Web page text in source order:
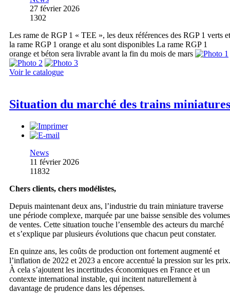
27 février 2026
1302
Les rame de RGP 1 « TEE », les deux références des RGP 1 verts et
la rame RGP 1 orange et alu sont disponibles La rame RGP 1
orange et béton sera livrable avant la fin du mois de mars
Voir le catalogue
Situation du marché des trains miniatures
News
11 février 2026
11832
Chers clients, chers modélistes,
Depuis maintenant deux ans, l’industrie du train miniature traverse
une période complexe, marquée par une baisse sensible des volumes
de ventes. Cette situation touche l’ensemble des acteurs du marché
et s’explique par plusieurs évolutions que chacun peut constater.
En quinze ans, les coûts de production ont fortement augmenté et
l’inflation de 2022 et 2023 a encore accentué la pression sur les prix.
À cela s’ajoutent les incertitudes économiques en France et un
contexte international instable, qui incitent naturellement à
davantage de prudence dans les dépenses.